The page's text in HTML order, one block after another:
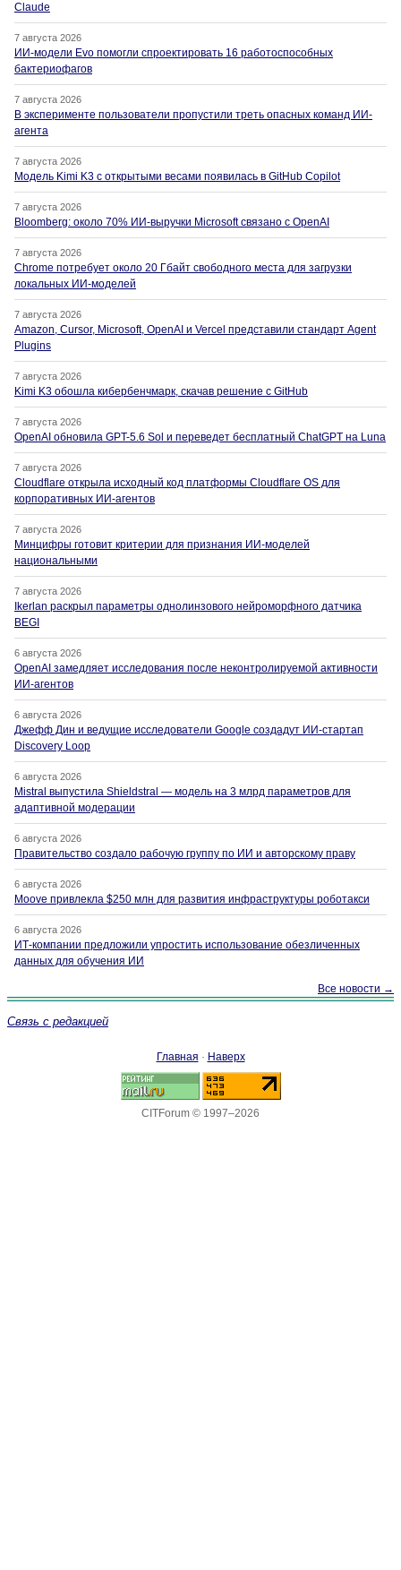
Claude
7 августа 2026
ИИ-модели Evo помогли спроектировать 16 работоспособных
бактериофагов
7 августа 2026
В эксперименте пользователи пропустили треть опасных команд ИИ-
агента
7 августа 2026
Модель Kimi K3 с открытыми весами появилась в GitHub Copilot
7 августа 2026
Bloomberg: около 70% ИИ-выручки Microsoft связано с OpenAI
7 августа 2026
Chrome потребует около 20 Гбайт свободного места для загрузки
локальных ИИ-моделей
7 августа 2026
Amazon, Cursor, Microsoft, OpenAI и Vercel представили стандарт Agent
Plugins
7 августа 2026
Kimi K3 обошла кибербенчмарк, скачав решение с GitHub
7 августа 2026
OpenAI обновила GPT-5.6 Sol и переведет бесплатный ChatGPT на Luna
7 августа 2026
Cloudflare открыла исходный код платформы Cloudflare OS для
корпоративных ИИ-агентов
7 августа 2026
Минцифры готовит критерии для признания ИИ-моделей
национальными
7 августа 2026
Ikerlan раскрыл параметры однолинзового нейроморфного датчика
BEGI
6 августа 2026
OpenAI замедляет исследования после неконтролируемой активности
ИИ-агентов
6 августа 2026
Джефф Дин и ведущие исследователи Google создадут ИИ-стартап
Discovery Loop
6 августа 2026
Mistral выпустила Shieldstral — модель на 3 млрд параметров для
адаптивной модерации
6 августа 2026
Правительство создало рабочую группу по ИИ и авторскому праву
6 августа 2026
Moove привлекла $250 млн для развития инфраструктуры роботакси
6 августа 2026
ИТ-компании предложили упростить использование обезличенных
данных для обучения ИИ
Все новости →
Связь с редакцией
Главная · Наверх
CITForum © 1997–2026